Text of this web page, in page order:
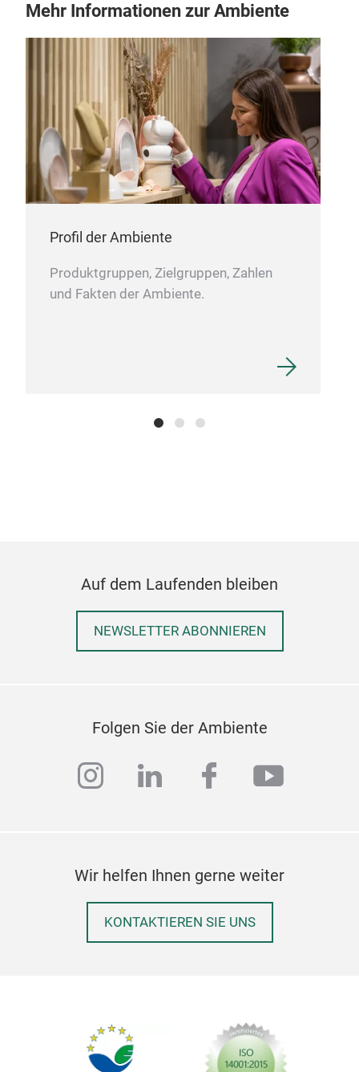
Mehr Informationen zur Ambiente
Profil der Ambiente
Produktgruppen, Zielgruppen, Zahlen
und Fakten der Ambiente.
Auf dem Laufenden bleiben
NEWSLETTER ABONNIEREN
Folgen Sie der Ambiente
instagram
linkedinfacebook
Wir helfen Ihnen gerne weiter
KONTAKTIEREN SIE UNS